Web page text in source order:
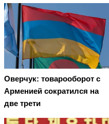
Оверчук: товарооборот с
Арменией сократился на
две трети